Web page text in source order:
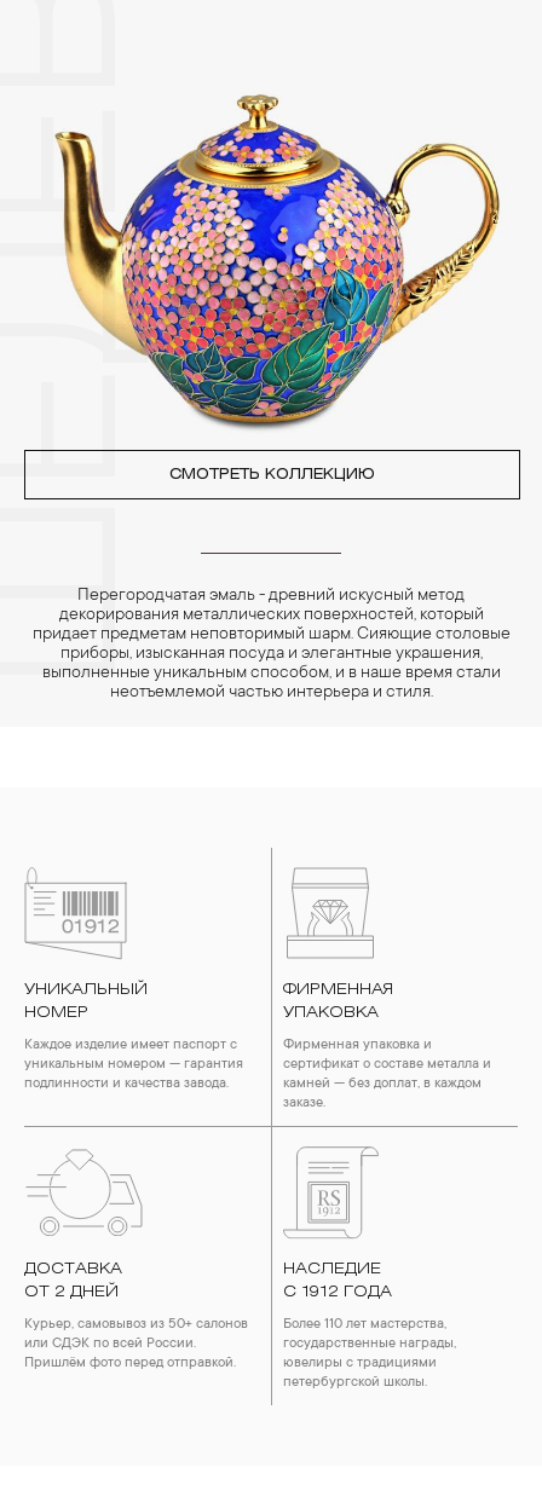
3. Ни в коем случае не храните украшения в ванной комнате.
Особенно беречь от воздействия влаги, необходимо
позолоченные изделия. Также высокую влажность плохо
переносят жемчуг, бирюза, малахит и янтарь.
4. Специалисты обычно рекомендуют чистить украшения не
реже одного раза в месяц, а также регулярно протирать их
фланелевой или замшевой салфеткой.
СМОТРЕТЬ КОЛЛЕКЦИЮ
Перегородчатая эмаль - древний искусный метод
декорирования металлических поверхностей, который
придает предметам неповторимый шарм. Сияющие столовые
приборы, изысканная посуда и элегантные украшения,
выполненные уникальным способом, и в наше время стали
неотъемлемой частью интерьера и стиля.
УНИКАЛЬНЫЙ
НОМЕР
Каждое изделие имеет паспорт с
уникальным номером — гарантия
подлинности и качества завода.
ФИРМЕННАЯ
УПАКОВКА
Фирменная упаковка и
сертификат о составе металла и
камней — без доплат, в каждом
заказе.
ДОСТАВКА
ОТ 2 ДНЕЙ
Курьер, самовывоз из 50+ салонов
или СДЭК по всей России.
Пришлём фото перед отправкой.
НАСЛЕДИЕ
С 1912 ГОДА
Более 110 лет мастерства,
государственные награды,
ювелиры с традициями
петербургской школы.